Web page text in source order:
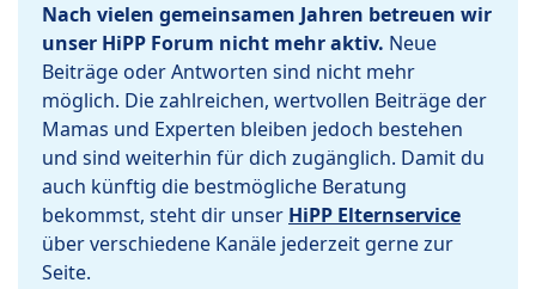
Nach vielen gemeinsamen Jahren betreuen wir
unser HiPP Forum nicht mehr aktiv. Neue
Beiträge oder Antworten sind nicht mehr
möglich. Die zahlreichen, wertvollen Beiträge der
Mamas und Experten bleiben jedoch bestehen
und sind weiterhin für dich zugänglich. Damit du
auch künftig die bestmögliche Beratung
bekommst, steht dir unser HiPP Elternservice
über verschiedene Kanäle jederzeit gerne zur
Seite.